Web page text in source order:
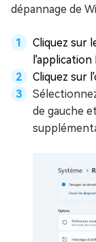
dépannage de
Cliquez sur
Cliquez sur
de gauche